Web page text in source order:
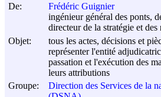
De:
Frédéric Guignier
ingénieur général des ponts,
directeur de la stratégie et des
Objet:
tous les actes, décisions et
représenter l'entité
passation et l'exécution des
leurs attributions
Groupe:
Direction des Services de la